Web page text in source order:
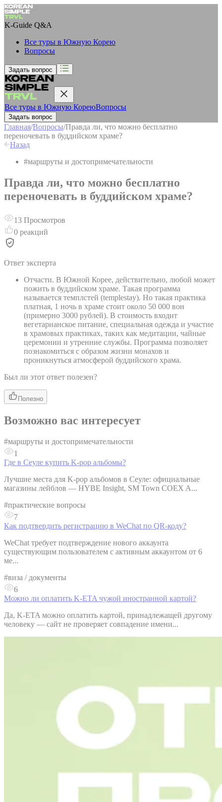
K-Guide Q&A
Все туры в Южную Корею
Вопросы
Задать вопрос
Все туры в Южную КореюВопросы
Задать вопрос
Главная/Вопросы/Правда ли, что можно бесплатно
переночевать в буддийском храме?
Назад
#маршруты и достопримечательности
Правда ли, что можно бесплатно
переночевать в буддийском храме?
13 Просмотров
0 реакций
Ответ эксперта
Отчасти. В Южной Корее, действительно, любой может
пожить в буддийском храме. Такая программа
называется темплстей (templestay). Но такая практика
платная, 1 ночь в храме стоит около 50 000 вон
(примерно 3000 рублей). В стоимость входит
вегетарианское питание, специальная одежда и участие
в храмовых практиках, таких как медитации, чайные
церемонии и утренние службы. Программа позволяет
познакомиться с образом жизни монахов и
проникнуться атмосферой буддийского храма.
Был ли этот ответ полезен?
Полезно
Возможно вас интересует
#маршруты и достопримечательности
1
Где в Сеуле купить K-pop альбомы?
Лучшие места для K-pop альбомов в Сеуле: официальные
магазины лейблов — HYBE Insight, SM Town COEX A...
#практические вопросы
7
Как подтвердить регистрацию в WeChat по QR-коду?
WeChat требует подтверждение нового аккаунта
существующим пользователем с активным аккаунтом от 6
ме...
#виза / документы
6
Можно ли оплатить K-ETA чужой иностранной картой?
Да, K-ETA можно оплатить картой, принадлежащей другому
человеку — сайт не проверяет совпадение имени...